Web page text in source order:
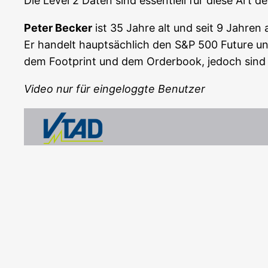
Peter Becker ist 35 Jah­re alt und seit 9 Jah­ren
Er han­delt haupt­säch­lich den S&P 500 Future
dem Foot­print und dem Order­book, jedoch
Video nur für ein­ge­logg­te Benut­zer